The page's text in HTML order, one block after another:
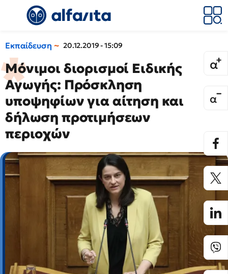
Εκπαίδευση 20.12.2019 - 15:09
Μόνιμοι διορισμοί Ειδικής
Αγωγής: Πρόσκληση
υποψηφίων για αίτηση και
δήλωση προτιμήσεων
περιοχών